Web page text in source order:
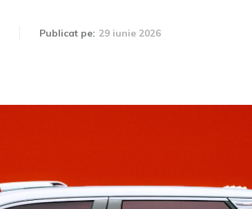
Publicat pe: 29 iunie 2026